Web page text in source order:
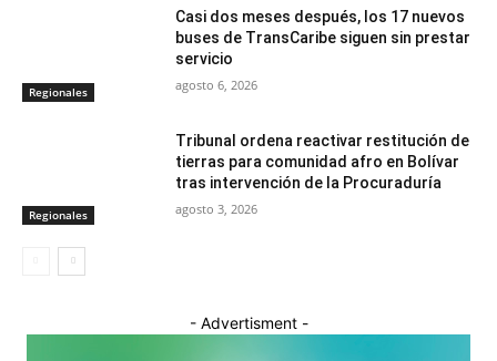
Regionales
Casi dos meses después, los 17 nuevos
buses de TransCaribe siguen sin prestar
servicio
agosto 6, 2026
Regionales
Tribunal ordena reactivar restitución de
tierras para comunidad afro en Bolívar
tras intervención de la Procuraduría
agosto 3, 2026
- Advertisment -